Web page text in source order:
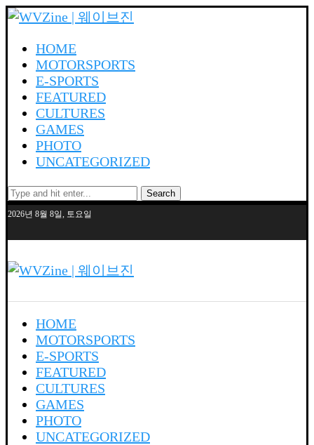
HOME
MOTORSPORTS
E-SPORTS
FEATURED
CULTURES
GAMES
PHOTO
UNCATEGORIZED
Search
2026년 8월 8일, 토요일
HOME
MOTORSPORTS
E-SPORTS
FEATURED
CULTURES
GAMES
PHOTO
UNCATEGORIZED